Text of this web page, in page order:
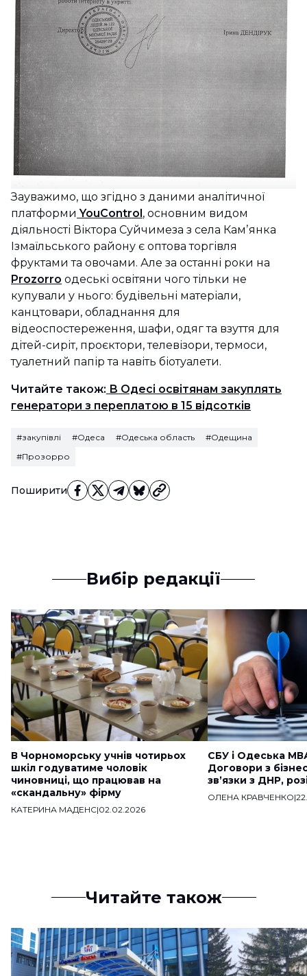
Поширити
Зауважимо, що згідно з даними аналітичної
платформи YouControl , основним видом
діяльності Віктора Суйчимеза з села Камʼянка
Ізмаїльського району є оптова торгівля
фруктами та овочами. Але за останні роки на
Prozorro одеські освітяни чого тільки не
купували у нього: будівельні матеріали,
канцтовари, обладнання для
відеоспостереження, шафи, одяг та взуття для
дітей-сиріт, проєктори, телевізори, термоси,
туалетний папір та навіть біотуалети.
Читайте також: В Одесі освітянам закуплять
генератори з переплатою в 15 відсотків
#закупівлі #Одеса #Одеська область
#Одещина
#Прозорро
Вибір редакції
В Чорноморську учнів чотирьох
шкіл годуватиме чоловік
чиновниці, що працював на
«скандальну» фірму
КАТЕРИНА МАДЕНС|02.02.2026
СБУ і Одеська
Договори з
звʼязки з ДНР,
ОЛЕНА КРАВЧЕНКО|
Читайте також